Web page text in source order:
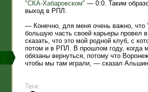
"СКА-Хабаровском" — 0:0. Таким
выход в РПЛ.
— Конечно, для меня очень важно,
большую часть своей карьеры провел
сказать, что это мой родной клуб, с
потом и в РПЛ. В прошлом году, когда
обязаны вернуться, потому что
чтобы мы там играли, — сказал
Теги: